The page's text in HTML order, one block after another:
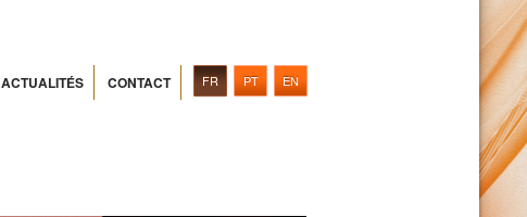
FR PT EN
ACTUALITÉS CONTACT